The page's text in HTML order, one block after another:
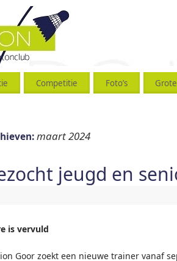
Competitie Foto’s
maart 2024
jeugd en
is vervuld
Goor zoekt een nieuwe trainer vanaf